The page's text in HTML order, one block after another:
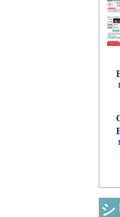
シ